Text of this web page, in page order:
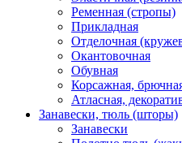
Ременная (стропы)
Прикладная
Отделочная
Окантовочная
Обувная
Корсажная,
Атласная,
Занавески, тюль (шторы)
Занавески